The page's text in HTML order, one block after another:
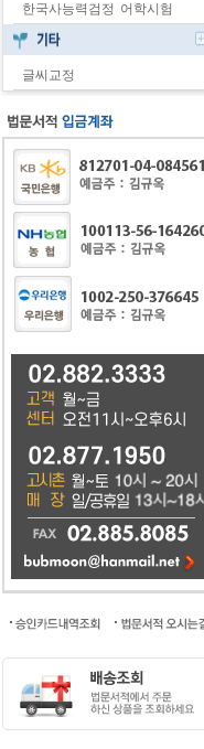
한국사능력검정 어학시험
글씨교정